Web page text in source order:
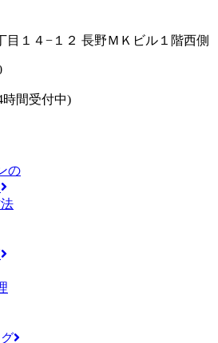
目１４−１２ 長野ＭＫビル１階西側
時間受付中)
の